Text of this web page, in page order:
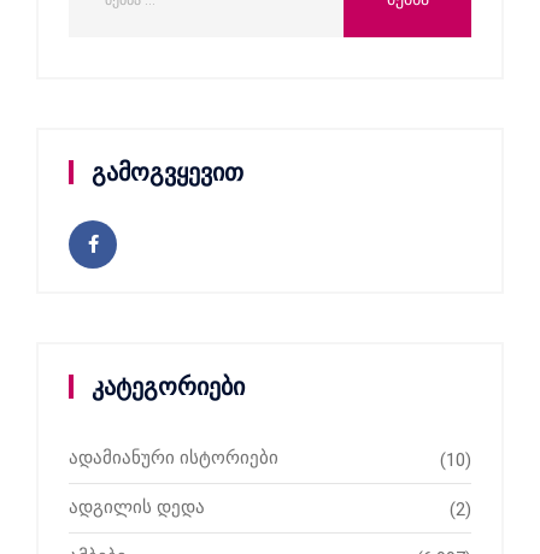
გამოგვყევით
კატეგორიები
ადამიანური ისტორიები (10)
ადგილის დედა (2)